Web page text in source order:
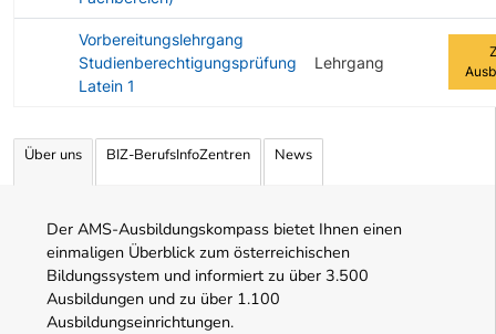
Vorbereitungslehrgang
Studienberechtigungsprüfung
Latein 1
Lehrgang
Über uns BIZ-BerufsInfoZentren News
Der AMS-Ausbildungskompass bietet Ihnen einen
einmaligen Überblick zum österreichischen
Bildungssystem und informiert zu über 3.500
Ausbildungen und zu über 1.100
Ausbildungseinrichtungen.